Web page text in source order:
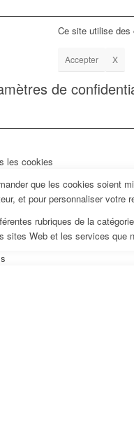
Ce site utilise
Accepter X
de
les cookies
que les cookies soient
et pour personnaliser votre
rubriques de la
sites Web et les services que